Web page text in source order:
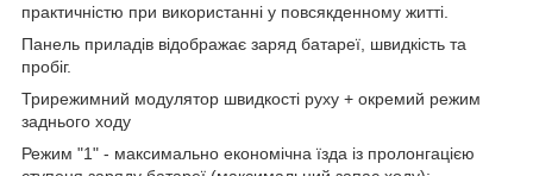
практичністю при використанні у повсякденному житті.
Панель приладів відображає заряд батареї, швидкість та
пробіг.
Трирежимний модулятор швидкості руху + окремий режим
заднього ходу
Режим "1" - максимально економічна їзда із пролонгацією